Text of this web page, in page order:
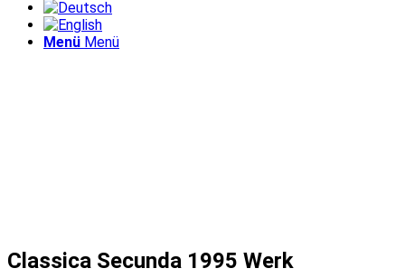
Menü Menü
Classica Secunda 1995 Werk